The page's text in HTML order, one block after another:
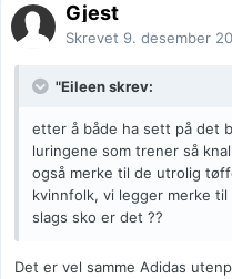
Gjest
Skrevet 9. desember
"Eileen skrev:
etter å både ha sett på det
luringene som trener så
også merke til de utrolig
kvinnfolk, vi legger merke
slags sko er det ??
Det er vel samme Adidas